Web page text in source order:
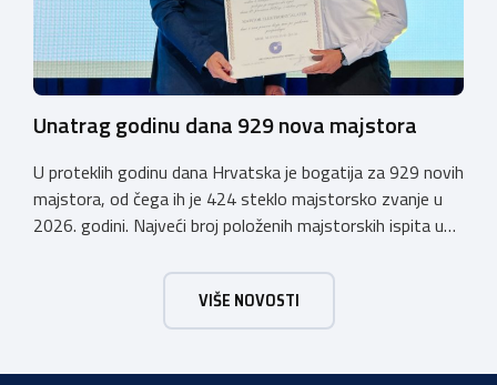
Unatrag godinu dana 929 nova majstora
U proteklih godinu dana Hrvatska je bogatija za 929 novih
majstora, od čega ih je 424 steklo majstorsko zvanje u
2026. godini. Najveći broj položenih majstorskih ispita u
majstor elektroinstalater, majstor frizer, majstor
vodoinstalatera, instalatera grijanja i klimatizacije te
majstora automehaničara. Najveći broj navedenih
VIŠE NOVOSTI